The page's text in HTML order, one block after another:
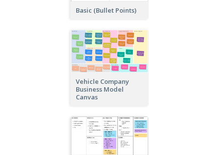
Basic (Bullet Points)
Vehicle Company
Business Model
Canvas